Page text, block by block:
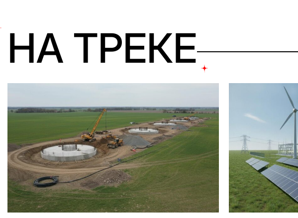
НА ТРЕКЕ